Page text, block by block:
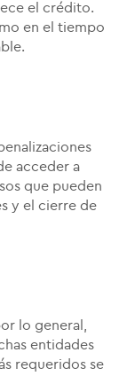
el crédito.
en el tiempo
acceder a
que pueden
y el cierre de
lo general,
entidades
requeridos se